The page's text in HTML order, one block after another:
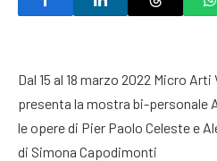
Dal 15 al 18 marzo 2022 Micro
presenta la mostra bi-personale
le opere di Pier Paolo Celeste e
di Simona Capodimonti